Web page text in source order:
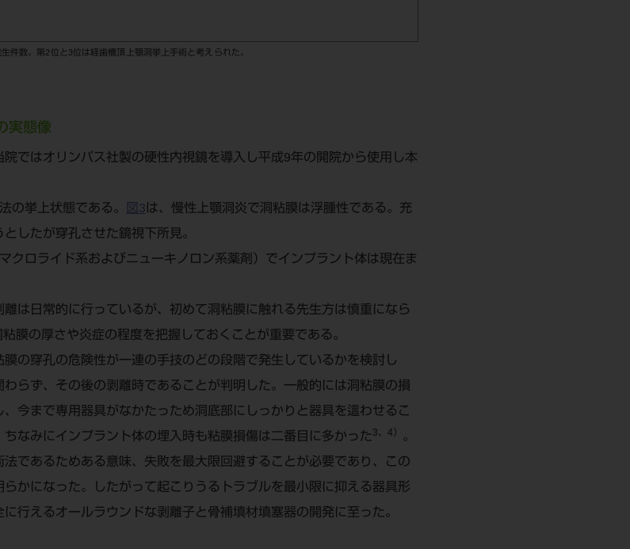
数。第2位と3位は経歯槽頂上顎洞挙上手術と考えられた。
実態像
ではオリンパス社製の硬性内視鏡を導入し平成9年の開院から使用し本
の挙上状態である。 図3 は、慢性上顎洞炎で洞粘膜は浮腫性である。充
したが穿孔させた鏡視下所見。
クロライド系およびニューキノロン系薬剤）でインプラント体は現在ま
は日常的に行っているが、初めて洞粘膜に触れる先生方は慎重になら
膜の厚さや炎症の程度を把握しておくことが重要である。
の穿孔の危険性が一連の手技のどの段階で発生しているかを検討し
らず、その後の剥離時であることが判明した。一般的には洞粘膜の損
今まで専用器具がなかたっため洞底部にしっかりと器具を這わせるこ
なみにインプラント体の埋入時も粘膜損傷は二番目に多かった3、4） 。
であるためある意味、失敗を最大限回避することが必要であり、この
かになった。したがって起こりうるトラブルを最小限に抑える器具形
行えるオールラウンドな剥離子と骨補填材填塞器の開発に至った。